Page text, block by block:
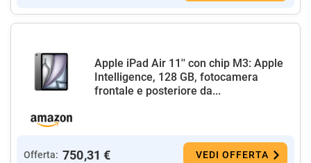
Apple iPad Air 11'' con chip M3: Apple
Intelligence, 128 GB, fotocamera
frontale e posteriore da...
Offerta: 750,31 € VEDI OFFERTA